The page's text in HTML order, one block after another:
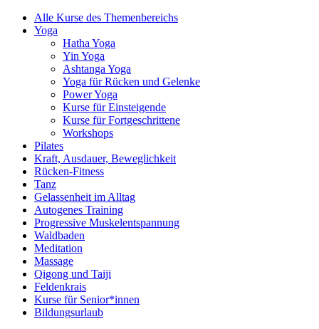
Alle Kurse des Themenbereichs
Yoga
Hatha Yoga
Yin Yoga
Ashtanga Yoga
Yoga für Rücken und Gelenke
Power Yoga
Kurse für Einsteigende
Kurse für Fortgeschrittene
Workshops
Pilates
Kraft, Ausdauer, Beweglichkeit
Rücken-Fitness
Tanz
Gelassenheit im Alltag
Autogenes Training
Progressive Muskelentspannung
Waldbaden
Meditation
Massage
Qigong und Taiji
Feldenkrais
Kurse für Senior*innen
Bildungsurlaub